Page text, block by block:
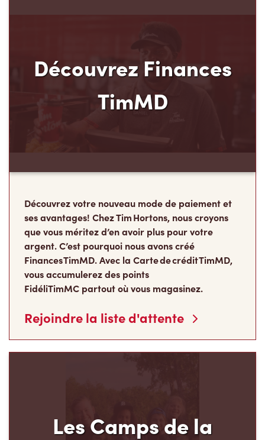
Découvrez Finances
TimMD
Découvrez votre nouveau mode de paiement et
ses avantages! Chez Tim Hortons, nous croyons
que vous méritez d’en avoir plus pour votre
argent. C’est pourquoi nous avons créé
Finances TimMD. Avec la Carte de crédit TimMD,
vous accumulerez des points
FidéliTimMC partout où vous magasinez.
Rejoindre la liste d'attente
Les Camps de la